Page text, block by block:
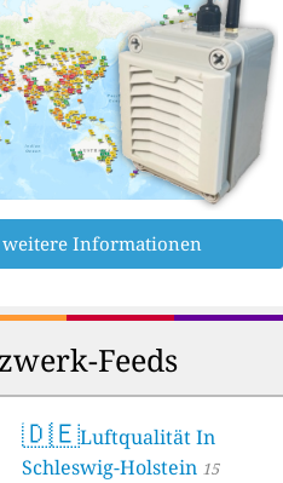
Informationen
Feeds
🇩🇪Luftqualität In
Schleswig-Holstein 15